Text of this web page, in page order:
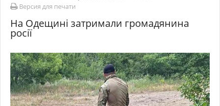
Версия для печати
На Одещині затримали громадянина
росії